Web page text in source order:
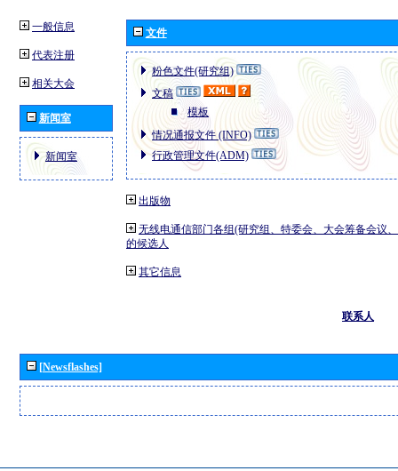
一般信息
代表注册
相关大会
新闻室
新闻室
文件
粉色文件(研究组)
文稿
模板
情况通报文件 (INFO)
行政管理文件(ADM)
出版物
无线电通信部门各组(研究组、特委会、大会筹备会议
的候选人
其它信息
联系人
[Newsflashes]